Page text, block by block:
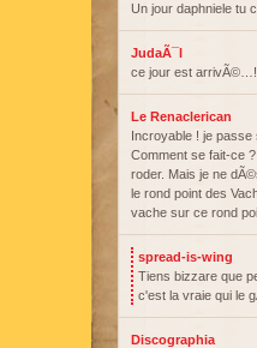
Un jour daphniele tu
JudaÃ¯l
ce jour est arrivÃ©…!
Le Renaclerican
Incroyable ! je passe
Comment se fait-ce
roder. Mais je ne
le rond point des
vache sur ce rond
spread-is-wing
Tiens bizzare que
c'est la vraie qui le
Discographia